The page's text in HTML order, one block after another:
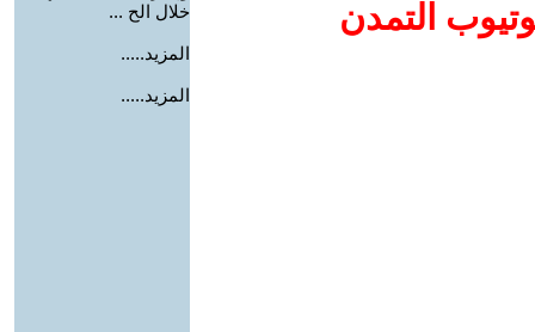
التمدن خلال الح ...
المزيد.....
المزيد.....